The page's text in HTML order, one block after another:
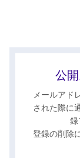
公
メールアド
された際に
録
登録の削除